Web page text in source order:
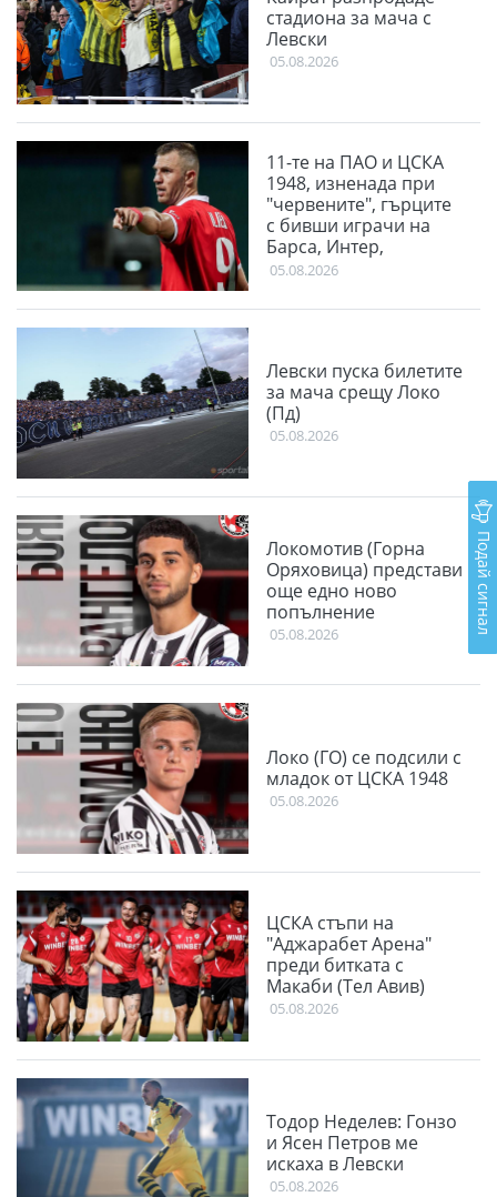
стадиона за мача с
Левски
05.08.2026
11-те на ПАО и ЦСКА
1948, изненада при
"червените", гърците
с бивши играчи на
Барса, Интер,
Ливърпул и Ман
05.08.2026
Левски пуска билетите
за мача срещу Локо
(Пд)
05.08.2026
Локомотив (Горна
Оряховица) представи
още едно ново
попълнение
05.08.2026
Локо (ГО) се подсили с
младок от ЦСКА 1948
05.08.2026
ЦСКА стъпи на
"Аджарабет Арена"
преди битката с
Макаби (Тел Авив)
05.08.2026
Тодор Неделев: Гонзо
и Ясен Петров ме
искаха в Левски
05.08.2026
Подай сигнал